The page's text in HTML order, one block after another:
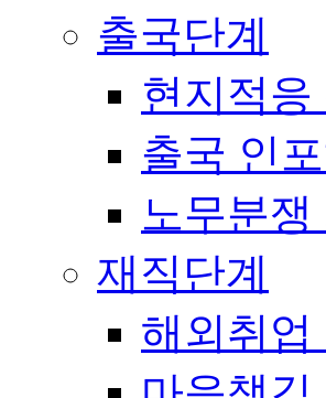
출국단계
현지적
출국 인
노무분
재직단계
해외취업